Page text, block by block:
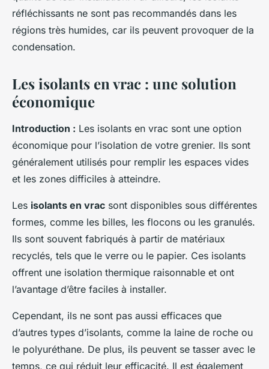
réfléchissants ne sont pas recommandés dans les
régions très humides, car ils peuvent provoquer de la
condensation.
Les isolants en vrac : une solution
économique
Introduction : Les isolants en vrac sont une option
économique pour l’isolation de votre grenier. Ils sont
généralement utilisés pour remplir les espaces vides
et les zones difficiles à atteindre.
Les isolants en vrac sont disponibles sous différentes
formes, comme les billes, les flocons ou les granulés.
Ils sont souvent fabriqués à partir de matériaux
recyclés, tels que le verre ou le papier. Ces isolants
offrent une isolation thermique raisonnable et ont
l’avantage d’être faciles à installer.
Cependant, ils ne sont pas aussi efficaces que
d’autres types d’isolants, comme la laine de roche ou
le polyuréthane. De plus, ils peuvent se tasser avec le
temps, ce qui réduit leur efficacité. Il est également